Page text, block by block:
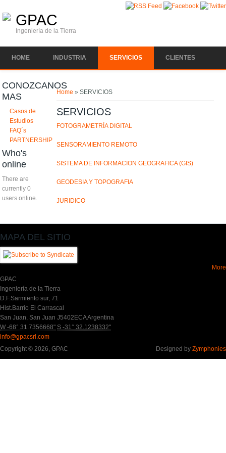
GPAC
Ingeniería de la Tierra
HOME INDUSTRIA SERVICIOS CLIENTES
You are here
Home » SERVICIOS
SERVICIOS
FOTOGRAMETRÍA DIGITAL
SENSORAMIENTO REMOTO
SISTEMA DE INFORMACION GEOGRAFICA (GIS)
GEODESIA Y TOPOGRAFIA
JURIDICO
CONOZCANOS
MAS
Casos de
Estudios
FAQ´s
PARTNERSHIP
Who's
online
There are
currently 0
users online.
MAPA DEL SITIO
More
GPAC
Ingeniería de la Tierra
D.F.Sarmiento sur, 71
Hist.Barrio El Carrascal
San Juan, San Juan J5402ECAArgentina
W -68° 31.7356668" S -31° 32.1238332"
info@gpacsrl.com
Copyright © 2026, GPAC
Designed by Zymphonies